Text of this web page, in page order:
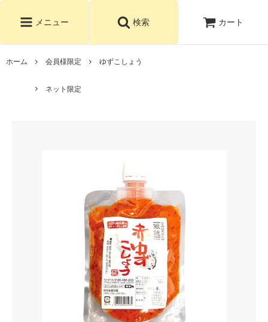
メニュー 検索 カート
ホーム 会員様限定 ゆずこしょう
ネット限定